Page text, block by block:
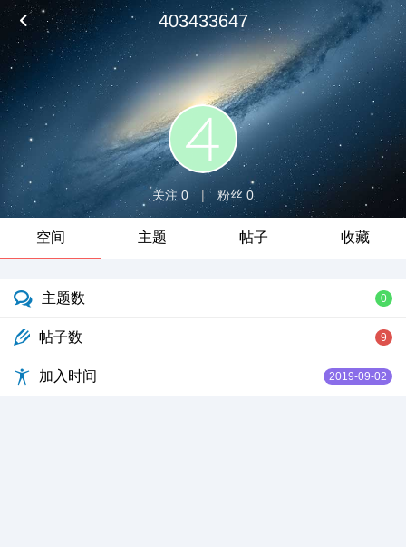
403433647
关注 0 | 粉丝 0
空间 主题 帖子 收藏
主题数 0
帖子数 9
加入时间 2019-09-02